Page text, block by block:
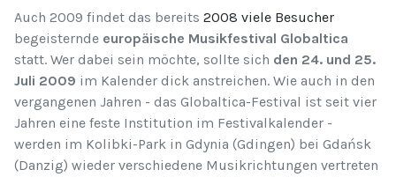
Auch 2009 findet das bereits 2008 viele Besucher
begeisternde europäische Musikfestival Globaltica
statt. Wer dabei sein möchte, sollte sich den 24. und 25.
Juli 2009 im Kalender dick anstreichen. Wie auch in den
vergangenen Jahren - das Globaltica-Festival ist seit vier
Jahren eine feste Institution im Festivalkalender -
werden im Kolibki-Park in Gdynia (Gdingen) bei Gdańsk
(Danzig) wieder verschiedene Musikrichtungen vertreten